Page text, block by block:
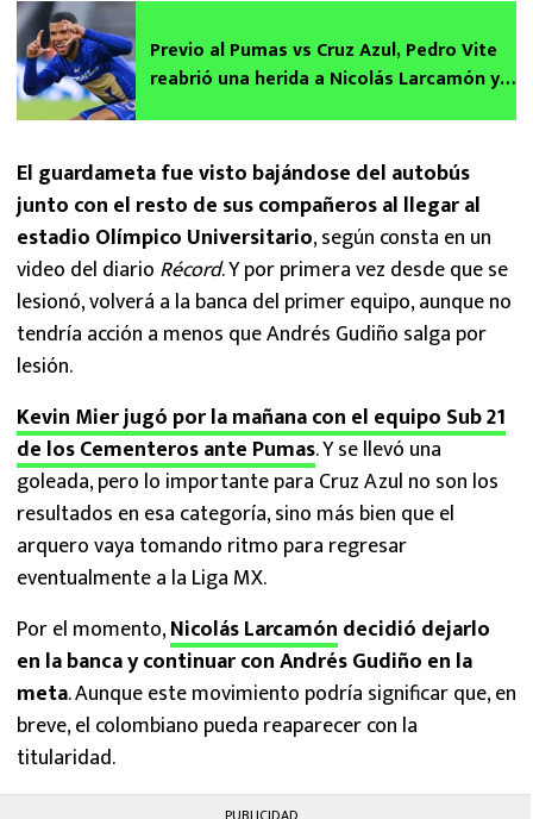
Previo al Pumas vs Cruz Azul, Pedro Vite
reabrió una herida a Nicolás Larcamón y a
El guardameta fue visto bajándose del autobús
junto con el resto de sus compañeros al llegar al
estadio Olímpico Universitario, según consta en un
video del diario Récord. Y por primera vez desde que se
lesionó, volverá a la banca del primer equipo, aunque no
tendría acción a menos que Andrés Gudiño salga por
lesión.
Kevin Mier jugó por la mañana con el equipo Sub 21
de los Cementeros ante Pumas. Y se llevó una
goleada, pero lo importante para Cruz Azul no son los
resultados en esa categoría, sino más bien que el
arquero vaya tomando ritmo para regresar
eventualmente a la Liga MX.
Por el momento,Nicolás Larcamón decidió dejarlo
en la banca y continuar con Andrés Gudiño en la
meta. Aunque este movimiento podría significar que, en
breve, el colombiano pueda reaparecer con la
titularidad.